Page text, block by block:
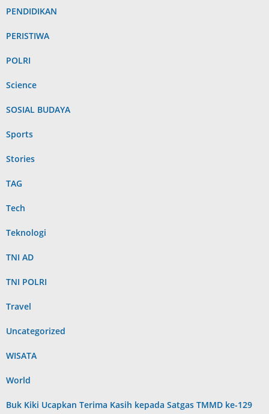
PENDIDIKAN
PERISTIWA
POLRI
Science
SOSIAL BUDAYA
Sports
Stories
TAG
Tech
Teknologi
TNI AD
TNI POLRI
Travel
Uncategorized
WISATA
World
Buk Kiki Ucapkan Terima Kasih kepada Satgas TMMD ke-129